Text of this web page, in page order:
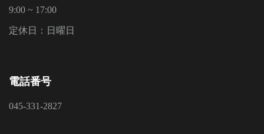
9:00 ~ 17:00
定休日：日曜日
電話番号
045-331-2827